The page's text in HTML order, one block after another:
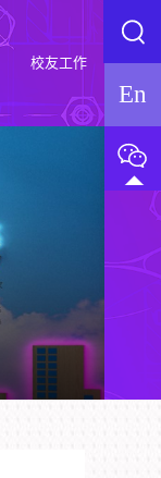
校友工作
En